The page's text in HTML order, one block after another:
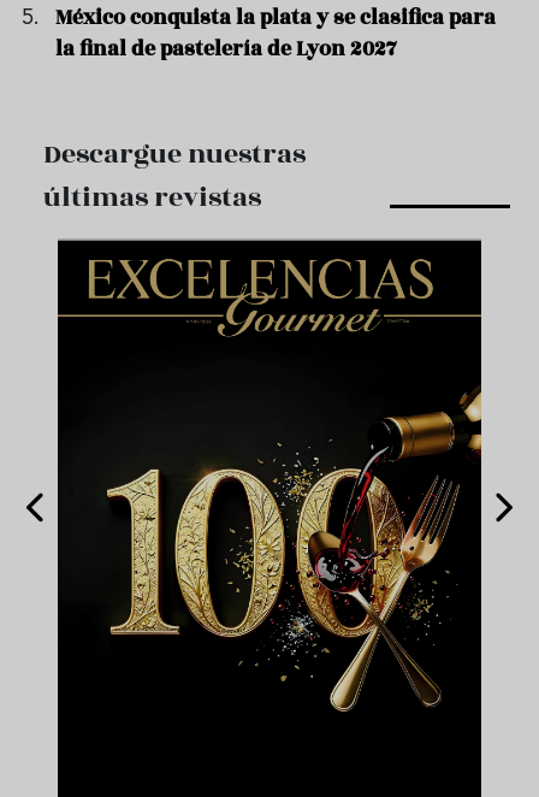
México conquista la plata y se clasifica para
la final de pastelería de Lyon 2027
Descargue nuestras
últimas revistas